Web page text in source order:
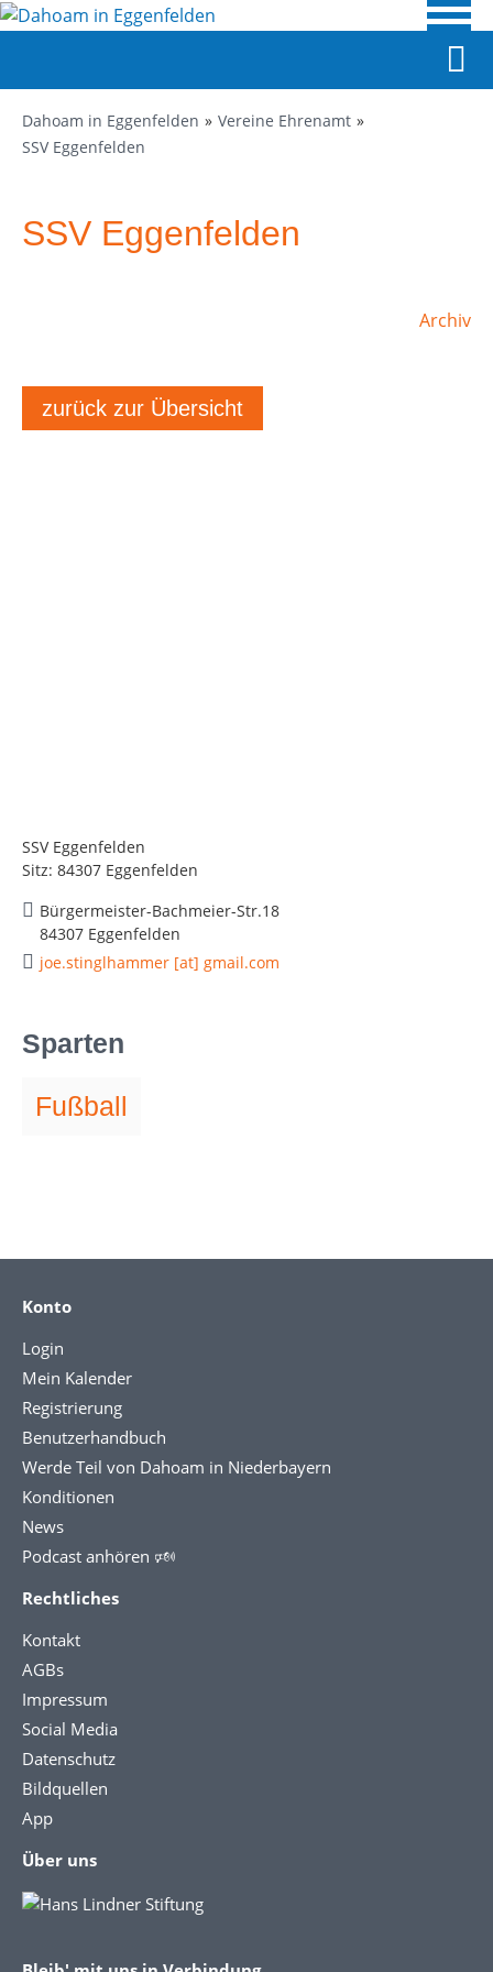
Dahoam in Eggenfelden
Vereine Ehrenamt
SSV Eggenfelden
SSV Eggenfelden
Sitz: 84307 Eggenfelden
Bürgermeister-Bachmeier-Str.18
84307 Eggenfelden
joe.stinglhammer [at] gmail.com
Sparten
Fußball
SSV Eggenfelden
Archiv
zurück zur Übersicht
Konto
Login
Mein Kalender
Registrierung
Benutzerhandbuch
Werde Teil von Dahoam in Niederbayern
Konditionen
News
Podcast anhören 🕬
Rechtliches
Kontakt
AGBs
Impressum
Social Media
Datenschutz
Bildquellen
App
Über uns